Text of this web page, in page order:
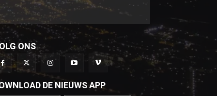
ONS
DE NIEUWS APP